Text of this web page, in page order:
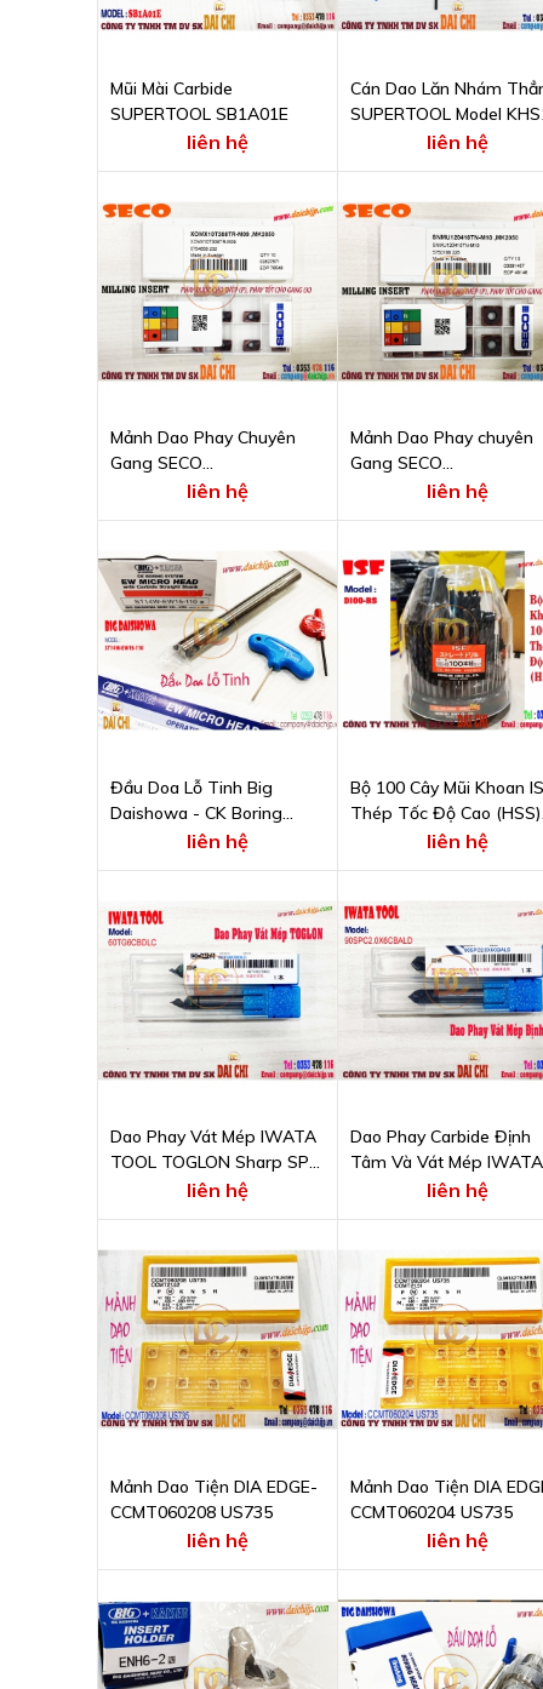
Mũi Mài Carbide
SUPERTOOL SB1A01E
liên hệ
Cán Dao Lăn Nhám
SUPERTOOL Model
liên hệ
Mảnh Dao Phay Chuyên
Gang SECO
XOMX10T308TR-M09
liên hệ
Mảnh Dao Phay chuyên
Gang SECO
SNMU120410TN-M10
liên hệ
Đầu Doa Lỗ Tinh Big
Daishowa - CK Boring
System - Model ST14W-
liên hệ
Bộ 100 Cây Mũi Khoan
Thép Tốc Độ Cao (HSS)
ISHIHASHI SEIKO D100-
liên hệ
Dao Phay Vát Mép IWATA
TOOL TOGLON Sharp SP
60º Carbide DLC coating
liên hệ
Dao Phay Carbide Định
Tâm Và Vát Mép IWATA
TOOL
liên hệ
Mảnh Dao Tiện DIA EDGE-
CCMT060208 US735
liên hệ
Mảnh Dao Tiện DIA
CCMT060204 US735
liên hệ